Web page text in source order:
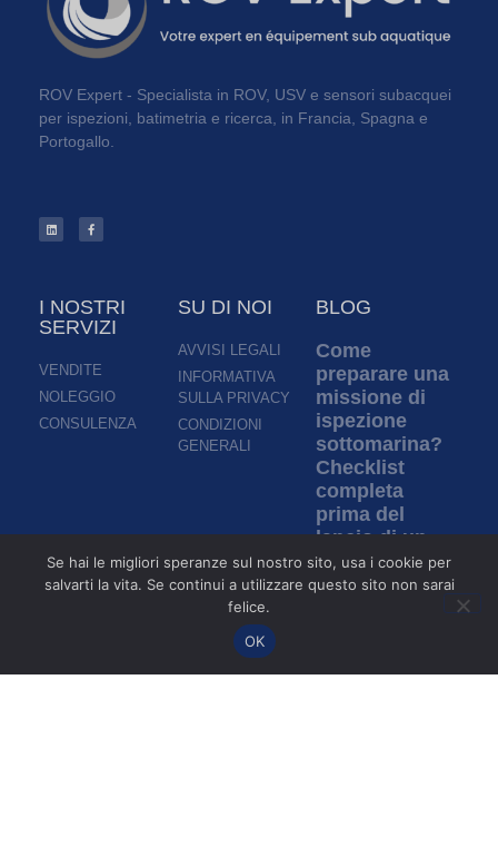
ROV Expert - Specialista in ROV, USV e sensori subacquei
per ispezioni, batimetria e ricerca, in Francia, Spagna e
Portogallo.
I NOSTRI
SERVIZI
VENDITE
NOLEGGIO
CONSULENZA
SU DI NOI
AVVISI LEGALI
INFORMATIVA
SULLA PRIVACY
CONDIZIONI
GENERALI
BLOG
Come
preparare una
missione di
ispezione
sottomarina?
Checklist
completa
prima del
lancio di un
ROV
Per saperne di più »
acque torbide:
Se hai le migliori speranze sul nostro sito, usa i cookie per
salvarti la vita. Se continui a utilizzare questo sito non sarai
felice.
OK